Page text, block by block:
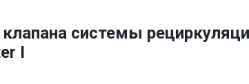
системы
I